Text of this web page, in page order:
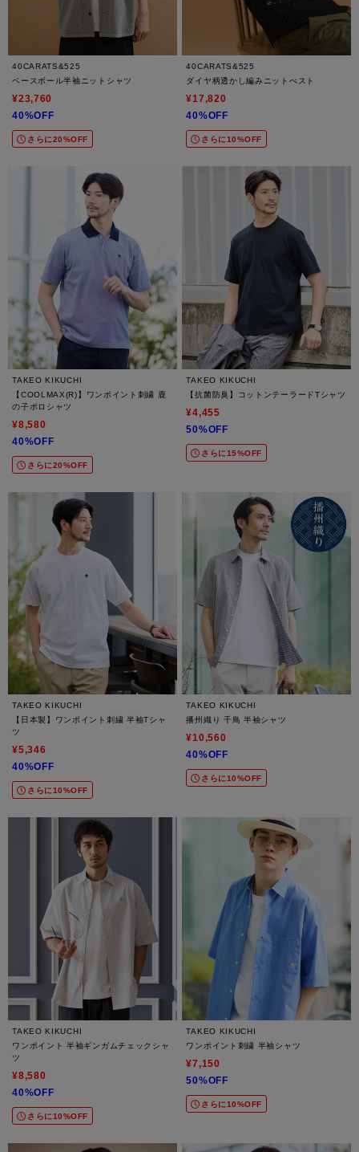
40CARATS&525
ベースボール半袖ニットシャツ
¥23,760
40%OFF
さらに20%OFF
40CARATS&525
ダイヤ柄透かし編みニットべスト
¥17,820
40%OFF
さらに10%OFF
TAKEO KIKUCHI
【COOLMAX(R)】ワンポイント刺繍 鹿
の子ポロシャツ
¥8,580
40%OFF
さらに20%OFF
TAKEO KIKUCHI
【抗菌防臭】コットンテーラードTシャツ
¥4,455
50%OFF
さらに15%OFF
TAKEO KIKUCHI
【日本製】ワンポイント刺繍 半袖Tシャ
ツ
¥5,346
40%OFF
さらに10%OFF
TAKEO KIKUCHI
播州織り 千鳥 半袖シャツ
¥10,560
40%OFF
さらに10%OFF
TAKEO KIKUCHI
ワンポイント 半袖ギンガムチェックシャ
ツ
¥8,580
40%OFF
さらに10%OFF
TAKEO KIKUCHI
ワンポイント刺繍 半袖シャツ
¥7,150
50%OFF
さらに10%OFF